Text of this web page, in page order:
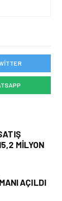
MILYON
AÇILDI